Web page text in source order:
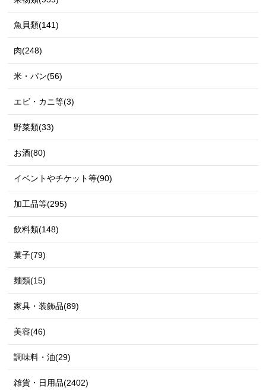
魚貝類(141)
肉(248)
米・パン(56)
エビ・カニ等(3)
野菜類(33)
お酒(80)
イベントやチケット等(90)
加工品等(295)
飲料類(148)
菓子(79)
麺類(15)
家具・装飾品(89)
美容(46)
調味料・油(29)
雑貨・日用品(2402)